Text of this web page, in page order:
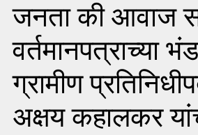
जनता की आवाज
वर्तमानपत्राच्या
ग्रामीण
अक्षय कहालकर